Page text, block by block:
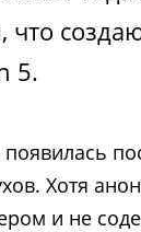
что
5.
Хотя
и не